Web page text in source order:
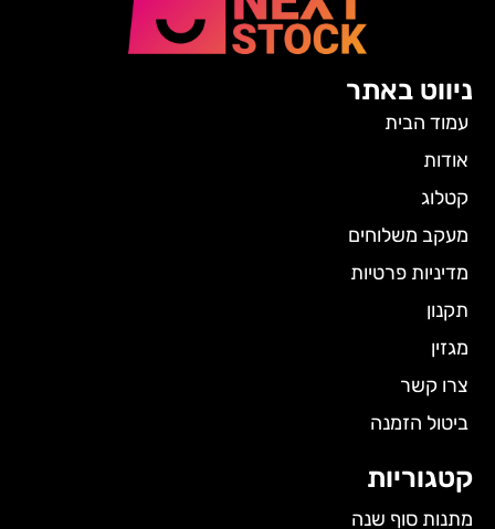
ניווט באתר
עמוד הבית
אודות
קטלוג
מעקב משלוחים
מדיניות פרטיות
תקנון
מגזין
צרו קשר
ביטול הזמנה
קטגוריות
מתנות סוף שנה